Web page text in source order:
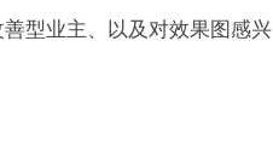
型业主、以及对效果图感兴